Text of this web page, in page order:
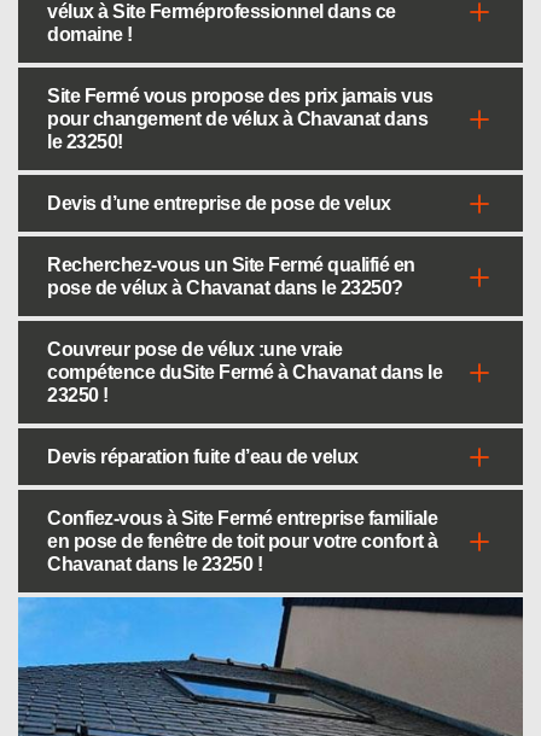
vélux à Site Ferméprofessionnel dans ce
domaine !
Site Fermé vous propose des prix jamais vus
pour changement de vélux à Chavanat dans
le 23250!
Devis d’une entreprise de pose de velux
Recherchez-vous un Site Fermé qualifié en
pose de vélux à Chavanat dans le 23250?
Couvreur pose de vélux :une vraie
compétence duSite Fermé à Chavanat dans le
23250 !
Devis réparation fuite d’eau de velux
Confiez-vous à Site Fermé entreprise familiale
en pose de fenêtre de toit pour votre confort à
Chavanat dans le 23250 !